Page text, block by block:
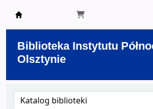
Biblioteka Instytutu
Olsztynie